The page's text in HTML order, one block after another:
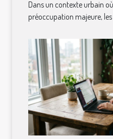
Dans un contexte urbain
préoccupation majeure, les